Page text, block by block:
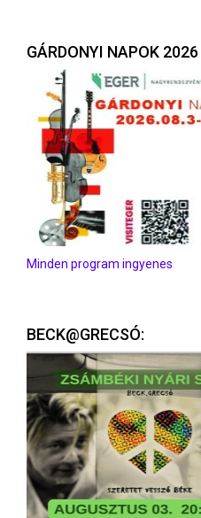
GÁRDONYI NAPOK 2026
Minden program ingyenes
BECK@GRECSÓ: